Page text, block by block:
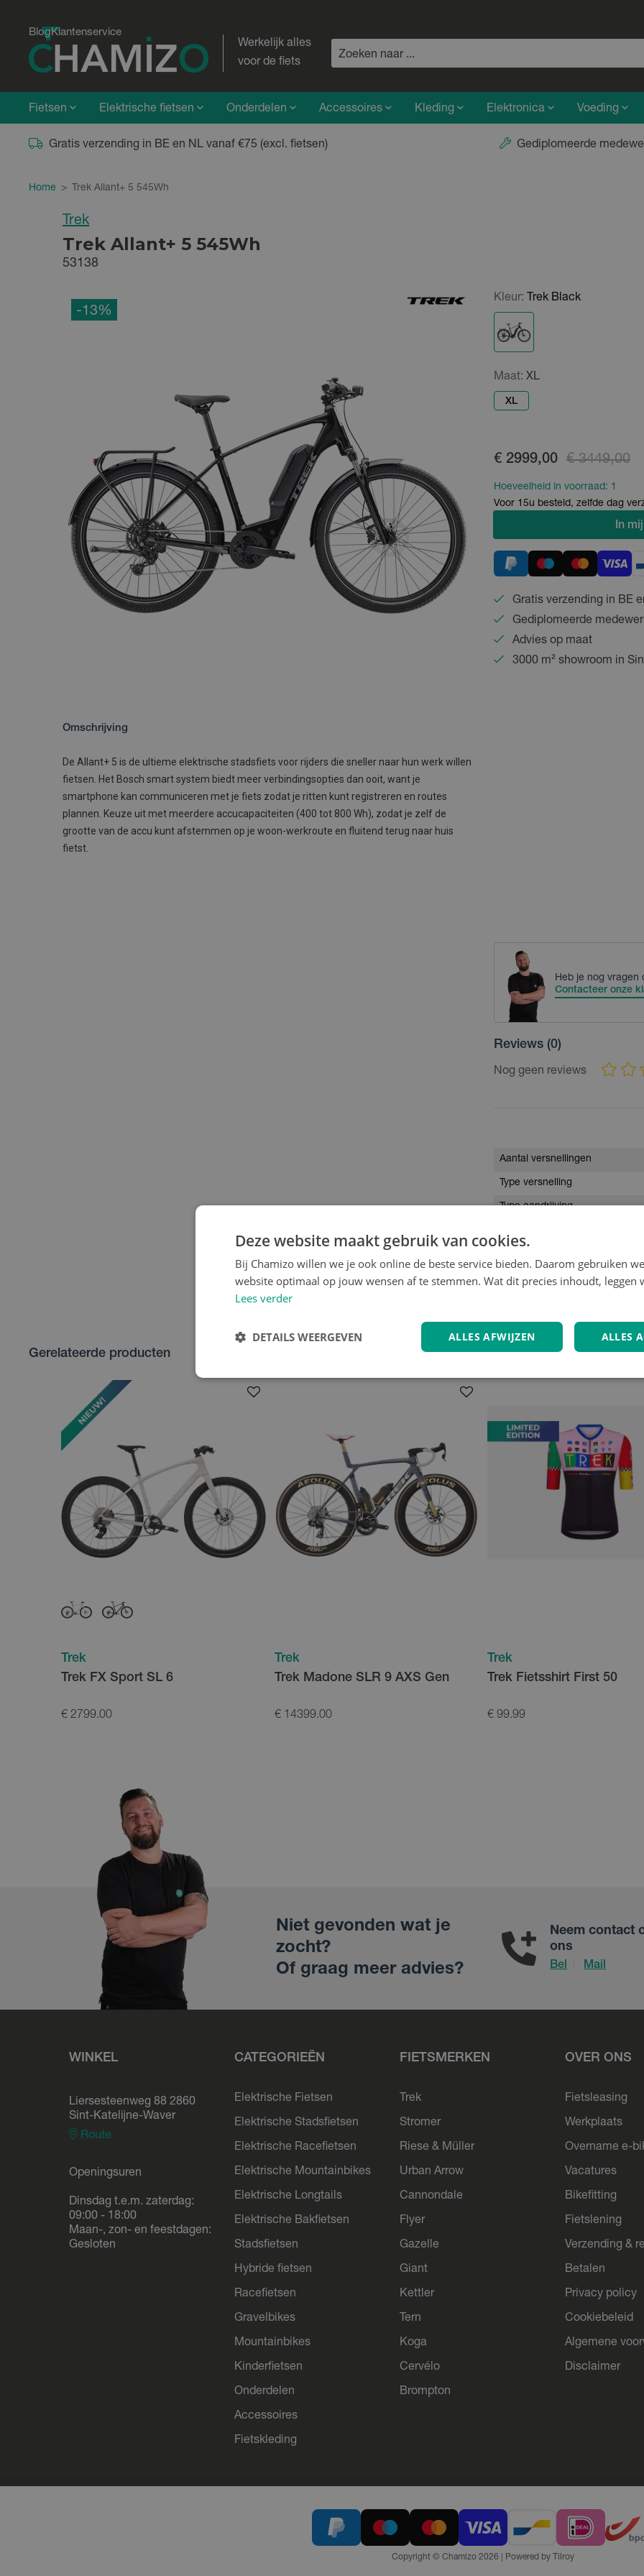
BlogKlantenservice
Werkelijk alles
voor de fiets
Fietsen Elektrische fietsen Onderdelen Accessoires Kleding Elektronica Voeding
Gratis verzending in BE en NL vanaf €75 (excl. fietsen) Gediplomeerde
Home > Trek Allant+ 5 545Wh
Trek
Trek Allant+ 5 545Wh
53138
-13%
Omschrijving
De Allant+ 5 is de ultieme elektrische stadsfiets voor rijders die sneller naar hun werk willen
fietsen. Het Bosch smart system biedt meer verbindingsopties dan ooit, want je
smartphone kan communiceren met je fiets zodat je ritten kunt registreren en routes
plannen. Keuze uit met meerdere accucapaciteiten (400 tot 800 Wh), zodat je zelf de
grootte van de accu kunt afstemmen op je woon-werkroute en fluitend terug naar huis
fietst.
Kleur: Trek Black
Maat: XL
XL
€ 3449,00
€ 2999,00
Hoeveelheid in voorraad: 1
Voor 15u besteld, zelfde dag
In
Gratis verzending in BE
Gediplomeerde
Advies op maat
3000 m² showroom in
Heb je nog vragen
Contacteer onze
Reviews (0)
Nog geen reviews
Aantal versnellingen
Type versnelling
Type aandrijving
Batterijcapaciteit
Gerelateerde producten
Trek
Trek FX Sport SL 6
€ 2799.00
Trek
Trek Madone SLR 9 AXS Gen
€ 14399.00
Trek
Trek Fietsshirt First 50
€ 99.99
Niet gevonden wat je
zocht?
Of graag meer advies?
Neem contact
ons
Bel Mail
WINKEL
Liersesteenweg 88 2860
Sint-Katelijne-Waver
Route
Openingsuren
Dinsdag t.e.m. zaterdag:
09:00 - 18:00
Maan-, zon- en feestdagen:
Gesloten
CATEGORIEËN
Elektrische Fietsen
Elektrische Stadsfietsen
Elektrische Racefietsen
Elektrische Mountainbikes
Elektrische Longtails
Elektrische Bakfietsen
Stadsfietsen
Hybride fietsen
Racefietsen
Gravelbikes
Mountainbikes
Kinderfietsen
Onderdelen
Accessoires
Fietskleding
FIETSMERKEN
Trek
Stromer
Riese & Müller
Urban Arrow
Cannondale
Flyer
Gazelle
Giant
Kettler
Tern
Koga
Cervélo
Brompton
OVER ONS
Fietsleasing
Werkplaats
Overname e-
Vacatures
Bikefitting
Fietslening
Verzending &
Betalen
Privacy policy
Cookiebeleid
Algemene
Disclaimer
Copyright © Chamizo 2026 Powered by Tilroy
Deze website maakt gebruik van cookies.
Bij Chamizo willen we je ook online de beste service bieden. Daarom gebruiken
website optimaal op jouw wensen af te stemmen. Wat dit precies inhoudt, leggen
Lees verder
ALLES
ALLES AFWIJZEN
DETAILS WEERGEVEN